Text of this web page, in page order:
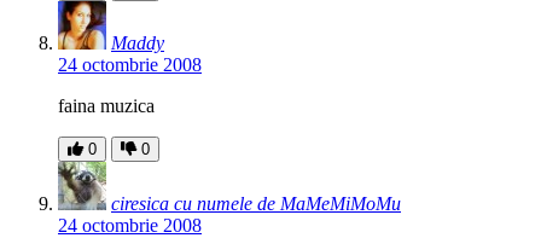
Maddy
24 octombrie 2008
faina muzica
0 0
ciresica cu numele de MaMeMiMoMu
24 octombrie 2008